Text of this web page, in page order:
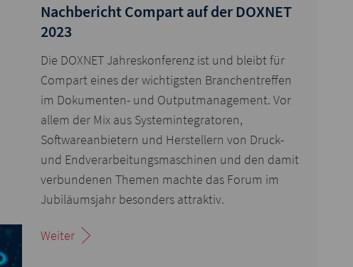
Nachbericht Compart auf der DOXNET
2023
Die DOXNET Jahreskonferenz ist und bleibt für
Compart eines der wichtigsten Branchentreffen
im Dokumenten- und Outputmanagement. Vor
allem der Mix aus Systemintegratoren,
Softwareanbietern und Herstellern von Druck-
und Endverarbeitungsmaschinen und den damit
verbundenen Themen machte das Forum im
Jubiläumsjahr besonders attraktiv.
Weiter